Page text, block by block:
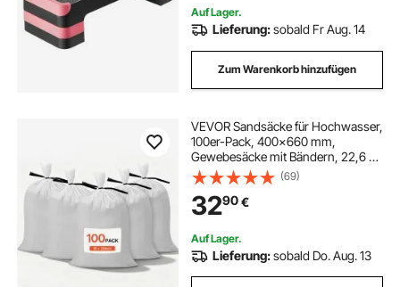
Auf Lager.
Lieferung:sobald Fr Aug. 14
Zum Warenkorb hinzufügen
VEVOR Sandsäcke für Hochwasser,
100er-Pack, 400x660 mm,
Gewebesäcke mit Bändern, 22,6 kg
Tragkraft, Polypropylen-
Hochwasssersandsäcke, reißfest &
UV-beständig, für
Hochwasserschutzbarrieren
(69)
3290€
Auf Lager.
Lieferung:sobald Do. Aug. 13